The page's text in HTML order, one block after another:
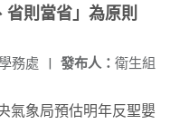
則當省」為原則
發布人： 衛生組
務處 |
氣象局預估明年反聖嬰